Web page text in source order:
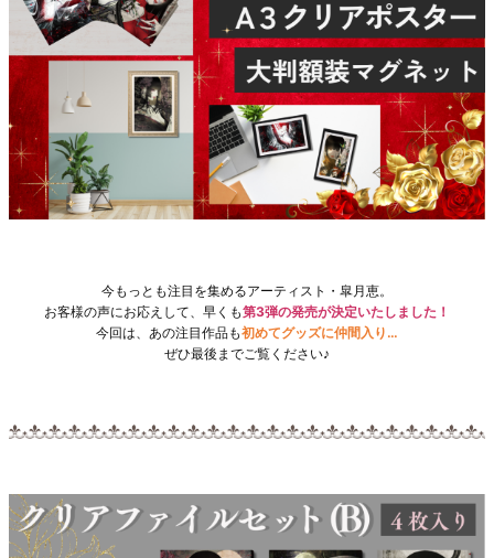
今もっとも注目を集めるアーティスト・皐月恵。
お客様の声にお応えして、早くも第3弾の発売が決定いたしました！
今回は、あの注目作品も初めてグッズに仲間入り…
ぜひ最後までご覧ください♪